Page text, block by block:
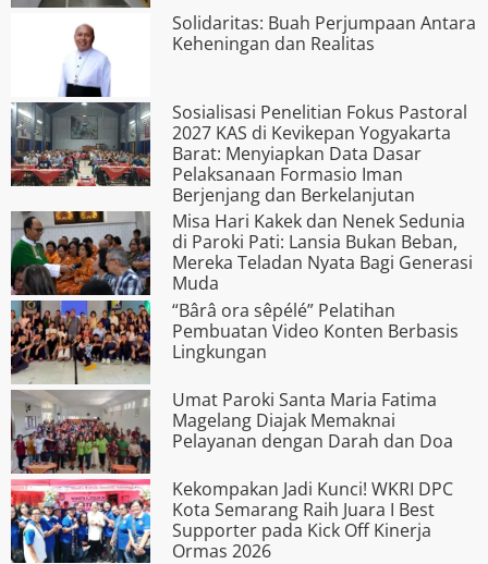
Solidaritas: Buah Perjumpaan Antara
Keheningan dan Realitas
Sosialisasi Penelitian Fokus Pastoral
2027 KAS di Kevikepan Yogyakarta
Barat: Menyiapkan Data Dasar
Pelaksanaan Formasio Iman
Berjenjang dan Berkelanjutan
Misa Hari Kakek dan Nenek Sedunia
di Paroki Pati: Lansia Bukan Beban,
Mereka Teladan Nyata Bagi Generasi
Muda
“Bârâ ora s­êpélé” Pelatihan
Pembuatan Video Konten Berbasis
Lingkungan
Umat Paroki Santa Maria Fatima
Magelang Diajak Memaknai
Pelayanan dengan Darah dan Doa
Kekompakan Jadi Kunci! WKRI DPC
Kota Semarang Raih Juara I Best
Supporter pada Kick Off Kinerja
Ormas 2026